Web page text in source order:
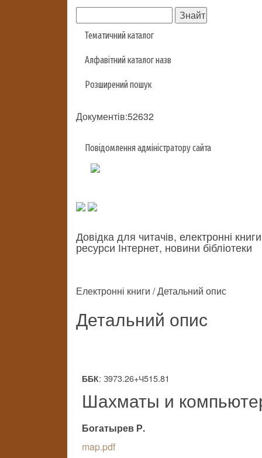
Тематичний каталог
Алфавітний каталог назв
Розширений пошук
Документів:52632
Повідомлення адміністратору сайта
Довідка для читачів, електронні
ресурси Інтернет, новини бібліотеки
Електронні книги / Детальний опис
Детальний опис
ББК: З973.26+Ч515.81
Шахматы и
Богатырев Р.
map.pdf